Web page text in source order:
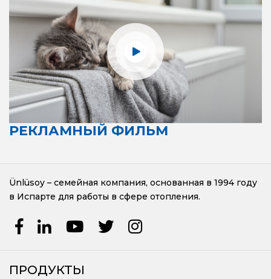
Котлы на древесных пеллетах
Комбинированные котлы
Конденсационные котлы
Этажные Котлы
РЕКЛАМНЫЙ ФИЛЬМ
Ünlüsoy – семейная компания, основанная в 1994 году
в Испарте для работы в сфере отопления.
ПРОДУКТЫ